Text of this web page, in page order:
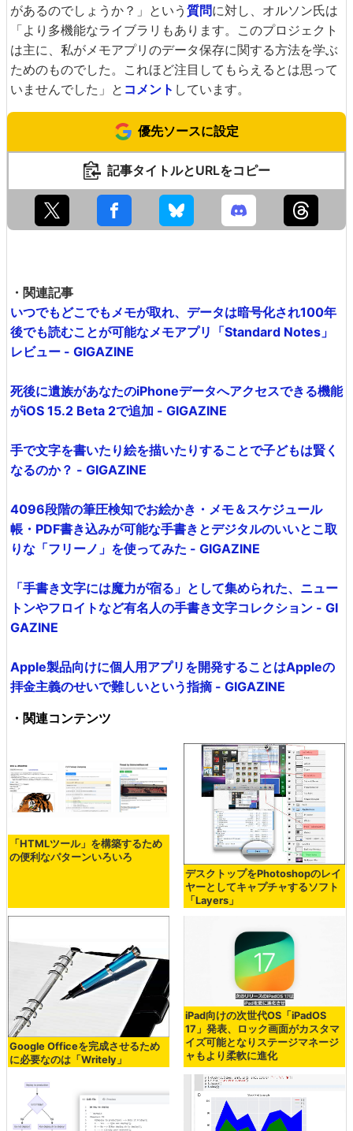
があるのでしょうか？」という 質問に対し、オルソン氏は
「より多機能なライブラリもあります。このプロジェクト
は主に、私がメモアプリのデータ保存に関する方法を学ぶ
ためのものでした。これほど注目してもらえるとは思って
いませんでした」と コメント しています。
優先ソースに設定
記事タイトルとURLをコピー
・関連記事
いつでもどこでもメモが取れ、データは暗号化され100年
後でも読むことが可能なメモアプリ「Standard Notes」
レビュー - GIGAZINE
死後に遺族があなたのiPhoneデータへアクセスできる機能
がiOS 15.2 Beta 2で追加 - GIGAZINE
手で文字を書いたり絵を描いたりすることで子どもは賢く
なるのか？ - GIGAZINE
4096段階の筆圧検知でお絵かき・メモ＆スケジュール
帳・PDF書き込みが可能な手書きとデジタルのいいとこ取
りな「フリーノ」を使ってみた - GIGAZINE
「手書き文字には魔力が宿る」として集められた、ニュー
トンやフロイトなど有名人の手書き文字コレクション - GI
GAZINE
Apple製品向けに個人用アプリを開発することはAppleの
拝金主義のせいで難しいという指摘 - GIGAZINE
・関連コンテンツ
「HTMLツール」を構築するため
の便利なパターンいろいろ
デスクトップをPhotoshopのレイ
ヤーとしてキャプチャするソフト
「Layers」
Google Officeを完成させるため
に必要なのは「Writely」
iPad向けの次世代OS「iPadOS
17」発表、ロック画面がカスタマ
イズ可能となりステージマネージ
ャもより柔軟に進化